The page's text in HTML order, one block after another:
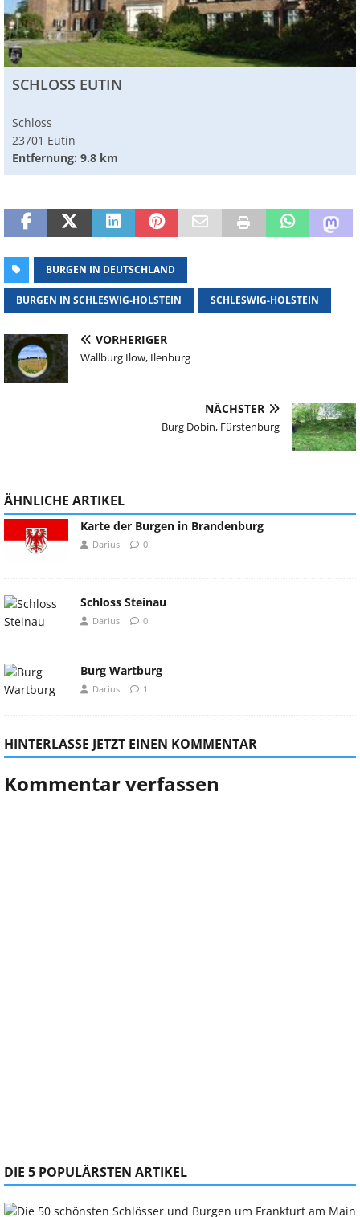
SCHLOSS EUTIN
Schloss
23701 Eutin
Entfernung: 9.8 km
BURGEN IN DEUTSCHLAND
BURGEN IN SCHLESWIG-HOLSTEIN SCHLESWIG-HOLSTEIN
VORHERIGER
Wallburg Ilow, Ilenburg
NÄCHSTER
Burg Dobin, Fürstenburg
ÄHNLICHE ARTIKEL
Karte der Burgen in Brandenburg
Darius 0
Schloss Steinau
Darius 0
Burg Wartburg
Darius 1
HINTERLASSE JETZT EINEN KOMMENTAR
Kommentar verfassen
DIE 5 POPULÄRSTEN ARTIKEL